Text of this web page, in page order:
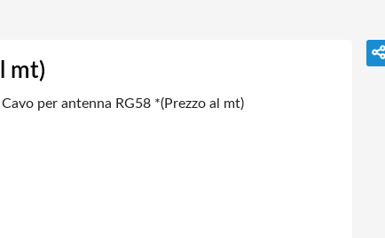
mt)
per antenna RG58 *(Prezzo al mt)